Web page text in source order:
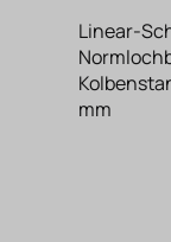
Linear-
mm